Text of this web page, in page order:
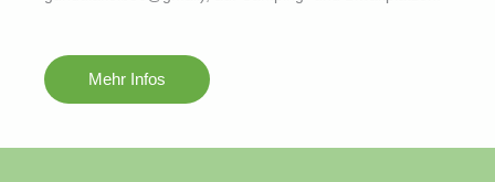
Mehr Infos